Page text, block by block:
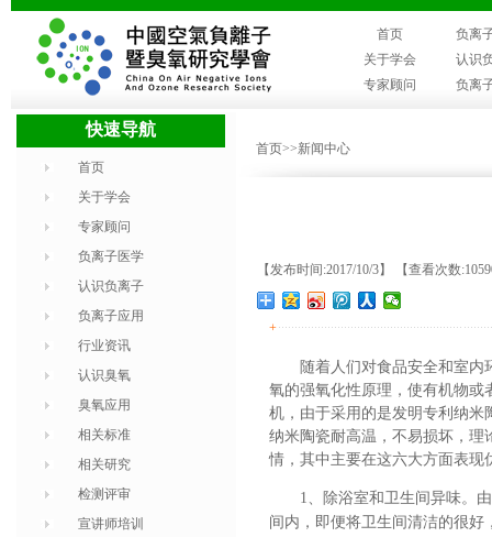
首页
负离
关于学会
认识
专家顾问
负离
快速导航
首页
关于学会
专家顾问
负离子医学
认识负离子
负离子应用
行业资讯
认识臭氧
臭氧应用
相关标准
相关研究
检测评审
宣讲师培训
首页>>新闻中心
【发布时间:2017/10/3】 【查看次数
+
随着人们对食品安全和室
氧的强氧化性原理，使有机物或
机，由于采用的是发明专利纳米
纳米陶瓷耐高温，不易损坏，理
情，其中主要在这六大方面表现
1、除浴室和卫生间异味。
间内，即便将卫生间清洁的很